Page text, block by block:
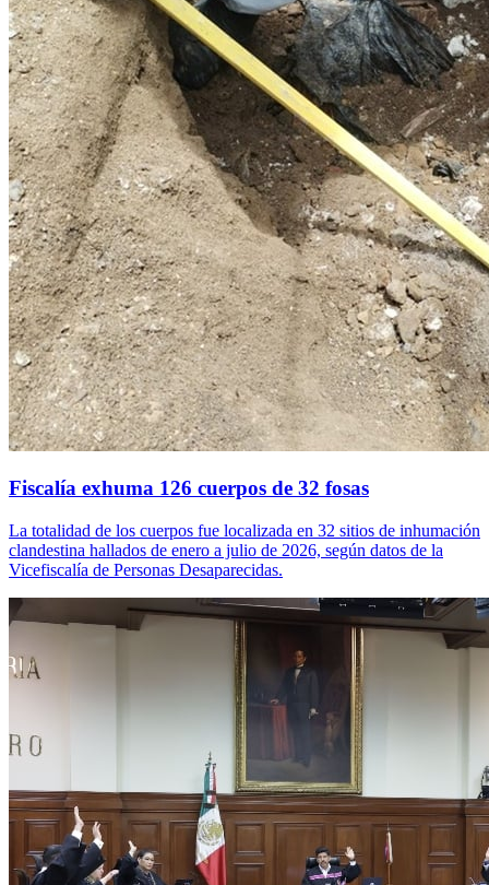
Fiscalía exhuma 126 cuerpos de 32 fosas
La totalidad de los cuerpos fue localizada en 32 sitios de inhumación
clandestina hallados de enero a julio de 2026, según datos de la
Vicefiscalía de Personas Desaparecidas.